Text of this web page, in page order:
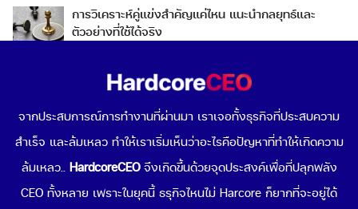
การวิเคราะห์คู่แข่งสำคัญแค่ไหน แนะนำกลยุทธ์และ
ตัวอย่างที่ใช้ได้จริง
Go To Market คืออะไร เลือกกลยุทธ์การเข้าสู่ตลาดต่าง
Data-Driven Organization คืออะไร ทำไมการขับเคลื่อน
องค์กรด้วยข้อมูลถึงดีต่อธุรกิจคุณ
จากประสบการณ์การทำงานที่ผ่านมา เราเจอทั้งธุรกิจที่ประสบความ
สำเร็จ และล้มเหลว ทำให้เราเริ่มเห็นว่าอะไรคือปัญหาที่ทำให้เกิดความ
ล้มเหลว.. HardcoreCEOจึงเกิดขึ้นด้วยจุดประสงค์เพื่อที่ปลุกพลัง
CEO ทั้งหลาย เพราะในยุคนี้ ธรุกิจไหนไม่ Harcore ก็ยากที่จะอยู่ได้